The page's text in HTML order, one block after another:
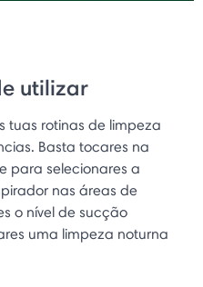
utilizar
tuas rotinas de limpeza
Basta tocares na
para selecionares a
nas áreas de
o nível de sucção
uma limpeza noturna